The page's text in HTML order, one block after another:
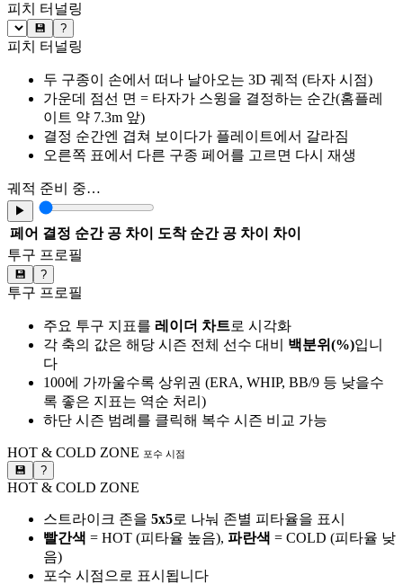
피치 터널링
💾 ?
피치 터널링
두 구종이 손에서 떠나 날아오는 3D 궤적 (타자 시점)
가운데 점선 면 = 타자가 스윙을 결정하는 순간(홈플레
이트 약 7.3m 앞)
결정 순간엔 겹쳐 보이다가 플레이트에서 갈라짐
오른쪽 표에서 다른 구종 페어를 고르면 다시 재생
궤적 준비 중…
▶
페어 결정 순간 공 차이 도착 순간 공 차이
차이
투구 프로필
💾 ?
투구 프로필
주요 투구 지표를 레이더 차트로 시각화
각 축의 값은 해당 시즌 전체 선수 대비 백분위(%)입니
다
100에 가까울수록 상위권 (ERA, WHIP, BB/9 등 낮을수
록 좋은 지표는 역순 처리)
하단 시즌 범례를 클릭해 복수 시즌 비교 가능
HOT & COLD ZONE 포수 시점
💾 ?
HOT & COLD ZONE
스트라이크 존을 5x5로 나눠 존별 피타율을 표시
빨간색 = HOT (피타율 높음), 파란색 = COLD (피타율 낮
음)
포수 시점으로 표시됩니다